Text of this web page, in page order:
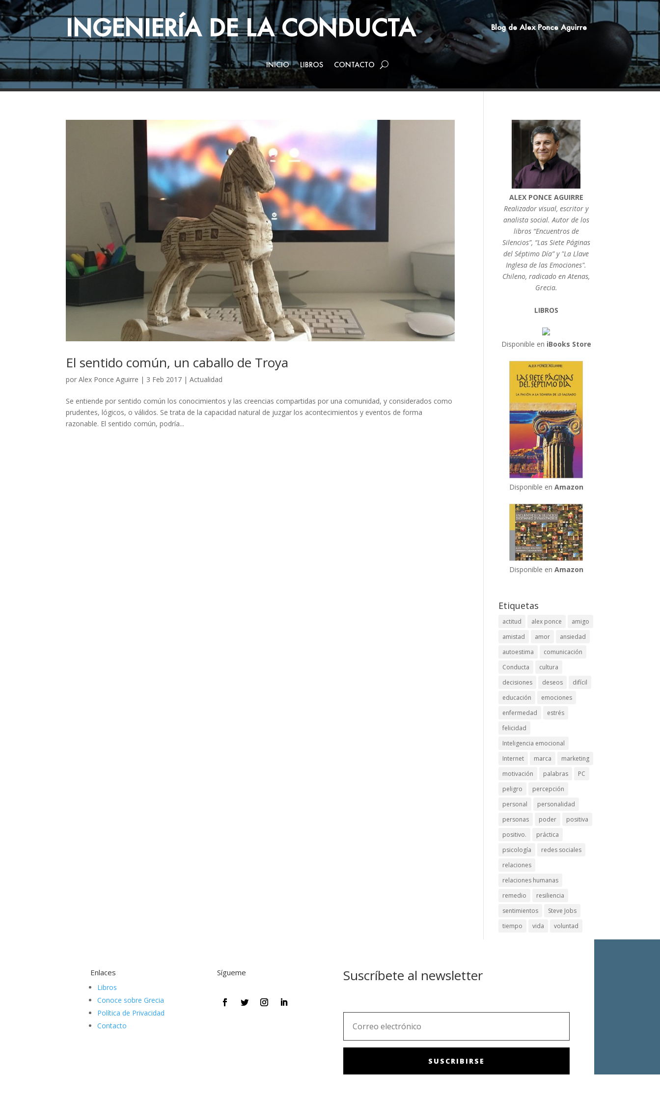
INGENIERÍA DE LA CONDUCTA Blog de Alex Ponce Aguirre
INICIO LIBROS CONTACTO
El sentido común, un caballo de Troya
porAlex Ponce Aguirre | 3 Feb 2017 |Actualidad
Se entiende por sentido común los conocimientos y las creencias compartidas por una comunidad, y considerados como
prudentes, lógicos, o válidos. Se trata de la capacidad natural de juzgar los acontecimientos y eventos de forma
razonable. El sentido común, podría...
ALEX PONCE AGUIRRE
Realizador visual, escritor y
analista social. Autor de los
libros “Encuentros de
Silencios”, “Las Siete Páginas
del Séptimo Día” y "La Llave
Inglesa de las Emociones".
Chileno, radicado en Atenas,
Grecia.
LIBROS
Disponible en iBooks Store
Disponible en Amazon
Disponible en Amazon
Etiquetas
actitud alex ponce
amigo
amistad
amor
ansiedad
autoestima
comunicación
Conducta
cultura
decisiones
deseos
difícil
educación
emociones
enfermedad
estrés
felicidad
Inteligencia emocional
Internet
marca
marketing
motivación
palabras
PC
peligro
percepción
personal
personalidad
personas
poder
positiva
positivo.
práctica
psicología
redes sociales
relaciones
relaciones humanas
remedio
resiliencia
sentimientos
Steve Jobs
tiempo
vida voluntad
Enlaces
Libros
Conoce sobre Grecia
Política de Privacidad
Contacto
Sígueme Suscríbete al newsletter
SUSCRIBIRSE